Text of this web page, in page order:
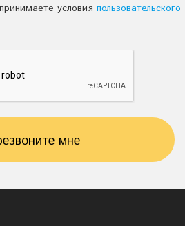
условия пользовательского
мне